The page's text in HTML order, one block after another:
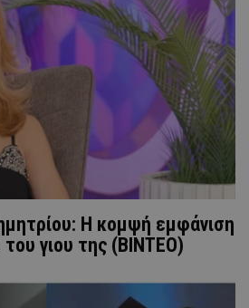
Η κομψή εμφάνιση
γιου της (ΒΙΝΤΕΟ)